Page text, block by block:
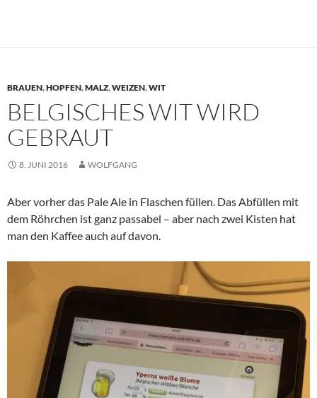
BRAUEN,HOPFEN,MALZ,WEIZEN,WIT
BELGISCHES WIT WIRD
GEBRAUT
8. JUNI 2016 WOLFGANG
Aber vorher das Pale Ale in Flaschen füllen. Das Abfüllen mit
dem Röhrchen ist ganz passabel – aber nach zwei Kisten hat
man den Kaffee auch auf davon.